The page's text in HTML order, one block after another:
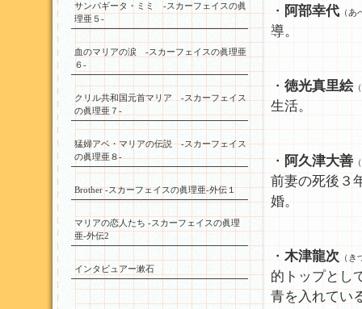
・ 阿部幸代 （
導。
・ 徳光真里絵
生活。
・ 阿久津大善
前妻の死後３
婚。
・ 木津龍次 （
的トップとし
青を入れてい
サンパギータ・ミミ -スカーフェイスの眞
理亜５-
血のマリアの涙 -スカーフェイスの眞理亜
６-
クリル共和国元首マリア -スカーフェイス
の眞理亜７-
猛婦アベ・マリアの伝説 -スカーフェイス
の眞理亜８-
Brother -スカーフェイスの眞理亜-外伝１
マリアの恋人たち -スカーフェイスの眞理
亜-外伝2
インタビュアー漱石